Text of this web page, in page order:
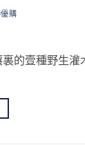
購
的壹種野生灌